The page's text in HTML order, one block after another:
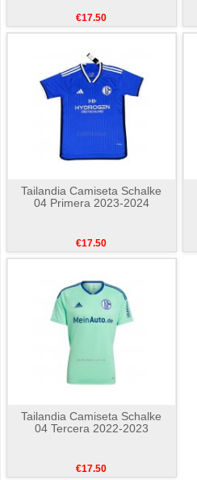
€17.50
Tailandia Camiseta Schalke
04 Primera 2023-2024
€17.50
Tailandia Camiseta Schalke
04 Tercera 2022-2023
€17.50